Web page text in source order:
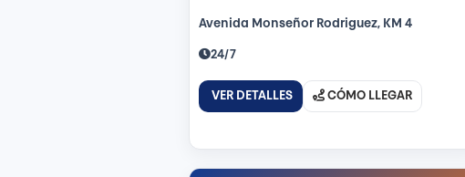
Avenida Monseñor Rodriguez, KM 4
24/7
VER DETALLES CÓMO LLEGAR